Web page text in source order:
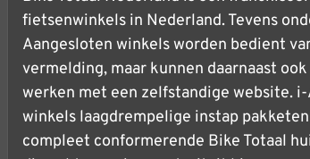
fietsenwinkels in Nederland. Tevens
Aangesloten winkels worden bedient
vermelding, maar kunnen daarnaast
werken met een zelfstandige website.
winkels laagdrempelige instap
compleet conformerende Bike Totaal